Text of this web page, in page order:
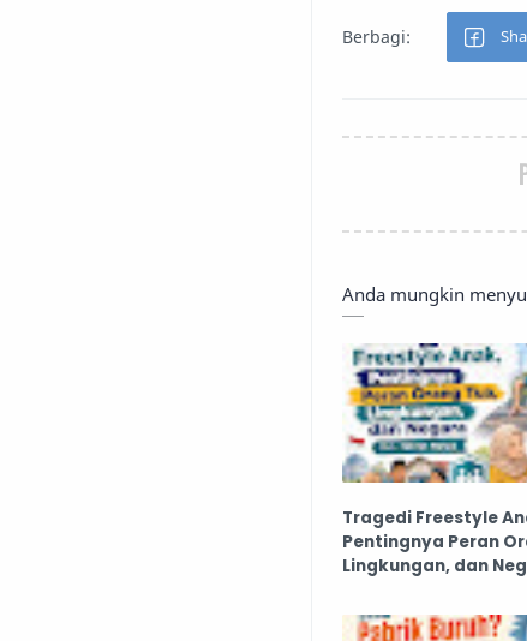
Anda mungkin
Tragedi Freestyle
Pentingnya Peran
Lingkungan, dan